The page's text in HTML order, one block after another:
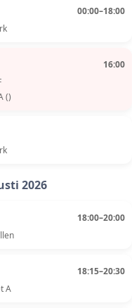
00:00–18:00
16:00
()
2026
18:00–20:00
18:15–20:30
A